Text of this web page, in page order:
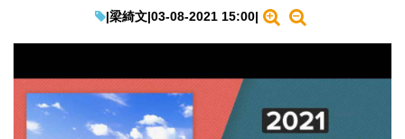
EduTech
IT Times
生成式AI與雲端應用
|梁綺文|03-08-2021 15:00|